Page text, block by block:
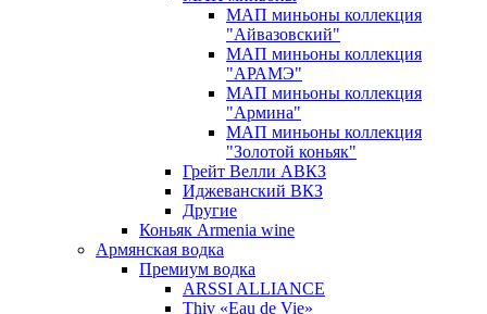
МАП миньоны коллекция
"Айвазовский"
МАП миньоны коллекция
"АРАМЭ"
МАП миньоны коллекция
"Армина"
МАП миньоны коллекция
"Золотой коньяк"
Грейт Велли АВКЗ
Иджеванский ВКЗ
Другие
Коньяк Armenia wine
Армянская водка
Премиум водка
ARSSI ALLIANCE
Thiv «Eau de Vie»